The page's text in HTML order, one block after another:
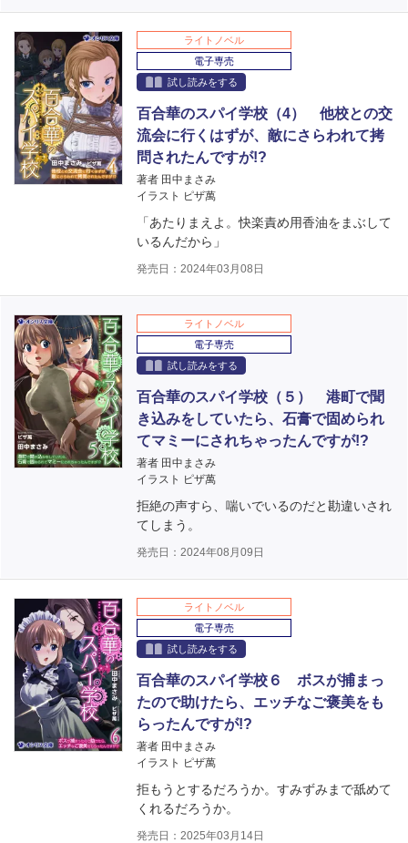
ライトノベル
電子専売
試し読みをする
百合華のスパイ学校（4） 他校との交
流会に行くはずが、敵にさらわれて拷
問されたんですが!?
著者 田中まさみ
イラスト ピザ萬
「あたりまえよ。快楽責め用香油をまぶして
いるんだから」
発売日：2024年03月08日
ライトノベル
電子専売
試し読みをする
百合華のスパイ学校（５） 港町で聞
き込みをしていたら、石膏で固められ
てマミーにされちゃったんですが!?
著者 田中まさみ
イラスト ピザ萬
拒絶の声すら、喘いでいるのだと勘違いされ
てしまう。
発売日：2024年08月09日
ライトノベル
電子専売
試し読みをする
百合華のスパイ学校６ ボスが捕まっ
たので助けたら、エッチなご褒美をも
らったんですが!?
著者 田中まさみ
イラスト ピザ萬
拒もうとするだろうか。すみずみまで舐めて
くれるだろうか。
発売日：2025年03月14日